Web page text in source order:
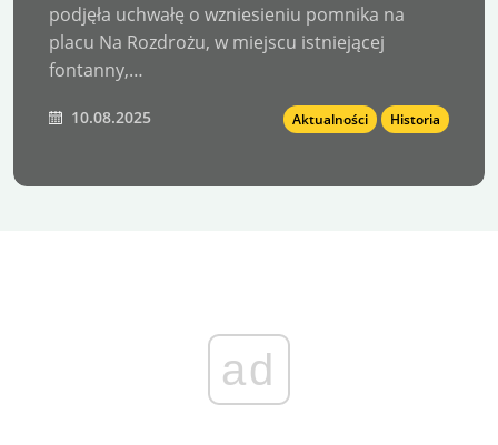
podjęła uchwałę o wzniesieniu pomnika na
placu Na Rozdrożu, w miejscu istniejącej
fontanny,…
10.08.2025 Aktualności Historia
ad